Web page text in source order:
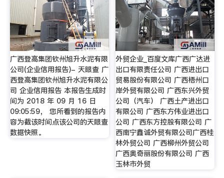
广西登高集团钦州旭升水泥有限
公司(企业信用报告)- 天眼查 广
西登高集团钦州旭升水泥有限公
司 企业信用报告 本报告生成时
间为 2018 年 09 月 16 日
09:05:59， 您所看到的报告内
容为截该时间点该公司的天眼查
数据快照。
外贸企业_百度文库广西广达进
出口有限责任公司 广西进出口
贸易股份有限公司 广西梧州口
岸外贸有限公司 广西东兴外贸
公司（汽车） 广西土产进出口
有限公司 广西东方伟业进出口
公司 广西东方控股有限公司 广
西南宁鑫诚外贸有限公司广西桂
林外贸公司 广西柳州外贸公司
广西奥奇丽股份有限公司 广西
玉林市外贸